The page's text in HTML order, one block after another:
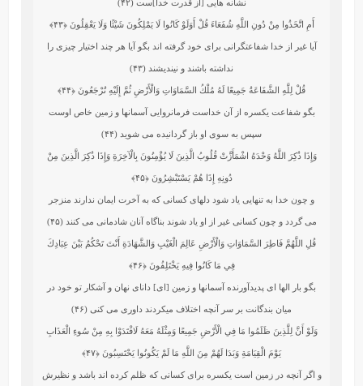
نشانه‏ هايى [از قدرت خدا]ست (۴۲)
أَمِ اتَّخَذُوا مِنْ دُونِ اللَّهِ شُفَعَاءَ قُلْ أَوَلَوْ كَانُوا لَا يَمْلِكُونَ شَيْئًا وَلَا يَعْقِلُونَ﴿۴۳﴾
آيا غير از خدا شفاعتگرانى براى خود گرفته‏ اند بگو آيا هر چند اختيار چيزى را
نداشته باشند و نينديشند (۴۳)
قُلْ لِلَّهِ الشَّفَاعَةُ جَمِيعًا لَهُ مُلْكُ السَّمَاوَاتِ وَالْأَرْضِ ثُمَّ إِلَيْهِ تُرْجَعُونَ ﴿۴۴﴾
بگو شفاعت‏ يكسره از آن خداست فرمانروايى آسمانها و زمين خاص اوست‏
سپس به سوى او باز گردانيده مى ‏شويد (۴۴)
وَإِذَا ذُكِرَ اللَّهُ وَحْدَهُ اشْمَأَزَّتْ قُلُوبُ الَّذِينَ لَا يُؤْمِنُونَ بِالْآخِرَةِ وَإِذَا ذُكِرَ الَّذِينَ مِنْ
دُونِهِ إِذَا هُمْ يَسْتَبْشِرُونَ﴿۴۵﴾
و چون خدا به تنهايى ياد شود دلهاى كسانى كه به آخرت ايمان ندارند منزجر
مى‏ گردد و چون كسانى غير از او ياد شوند بناگاه آنان شادمانى مى كنند (۴۵)
قُلِ اللَّهُمَّ فَاطِرَ السَّمَاوَاتِ وَالْأَرْضِ عَالِمَ الْغَيْبِ وَالشَّهَادَةِ أَنْتَ تَحْكُمُ بَيْنَ عِبَادِكَ
فِي مَا كَانُوا فِيهِ يَخْتَلِفُونَ﴿۴۶﴾
بگو بار الها اى پديدآورنده آسمانها و زمين [اى] داناى نهان و آشكار تو خود در
ميان بندگانت بر سر آنچه اختلاف میکردند داورى مى ‏كنى (۴۶)
وَلَوْ أَنَّ لِلَّذِينَ ظَلَمُوا مَا فِي الْأَرْضِ جَمِيعًا وَمِثْلَهُ مَعَهُ لَافْتَدَوْا بِهِ مِنْ سُوءِ الْعَذَابِ
يَوْمَ الْقِيَامَةِ وَبَدَا لَهُمْ مِنَ اللَّهِ مَا لَمْ يَكُونُوا يَحْتَسِبُونَ ﴿۴۷﴾
و اگر آنچه در زمين است‏ يكسره براى كسانى كه ظلم كرده‏ اند باشد و نظيرش